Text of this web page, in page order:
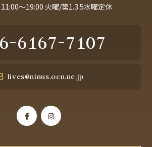
～19:00 火曜/第1.3.5水曜定休
6167-7107
lives@ninus.ocn.ne.jp